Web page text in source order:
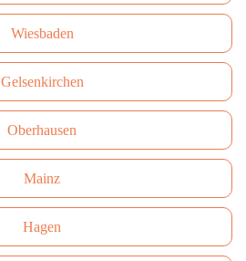
Wiesbaden
Gelsenkirchen
Oberhausen
Mainz
Hagen